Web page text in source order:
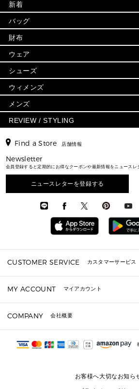
▶ ウィメンズ
バッグ
小物
シューズ・靴
ウェア
アクセサリー
時計
▶ メンズ
バッグ
ウェア
アクセサリー
PRODUCT OF THE MONTH - 今月の特別価格
再値下げアイテム
追加アイテム
▶ ウィメンズすべて(ウェア・シューズ除く)
バッグ
財布・小物
ウェア
シューズ
時計・ジュエリー
アクセサリー
メンズ バッグ
メンズ 財布・小物
メンズ シューズ
メンズ ウェア
メンズ 時計・その他
新着
初夏のスタイル
▶ すべて
▶ ウィメンズすべて
財布・小物
アクセサリー
フレグランス
シューズ
▶ メンズすべて
メンズバッグ
メンズ財布・小物
メンズアクセサリー
メンズウェア
バッグ
人気の定番アイテム
日本限定 - バッグ
▶ ウィメンズすべて
トートバッグ
ショルダーバッグ
クロスボディ・斜め掛け
トラベル
通勤・通学アイテム
3 IN 1 / 2 IN 1 バッグ
▶ メンズすべて
財布
日本限定 - 財布・小物
▶ ウィメンズすべて
GREENWICH
折り財布(二つ折り・三つ折り)
長財布
▶ メンズすべて
ウェア
▶ ウィメンズすべて
トップス
スカート・パンツ
ジャケット・アウター
▶ メンズすべて
シューズ
▶ ウィメンズすべて
サンダル
スニーカー
▶ メンズすべて
シューズレビュー ▸
ウィメンズ
人気の定番アイテム
▶ ウィメンズすべて
新着
日本限定
▶ バッグすべて
通勤・通学アイテム
3 IN 1 バッグ
ミニ財布・フラグメントケース
▶ 小物すべて
定期ケース・カードケース・名刺入れ
▶ シューズ・靴
サンダル
スニーカー
メンズ
▶ メンズすべて
財布・小物
時計・ジュエリー
アクセサリー
REVIEW / STYLING
▶ すべて
スタイリング
エディターレビュー
Find a Store 店舗情報
Newsletter
会員登録すると定期的にお得なクーポンや最新情報をニュースレ
ニュースレターを登録する
CUSTOMER SERVICE カスタマーサービス
ギフト用にラッピングができますか？
ショッピングバッグを購入商品分送ってもら
注文後に完了メールが受信できないのですが？
サイズ交換はできますか？
MY ACCOUNT マイアカウント
COMPANY 会社概要
会社概要
お客様へ大切なお知ら